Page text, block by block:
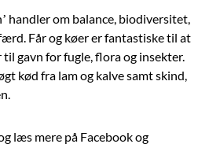
handler om balance, biodiversitet,
Får og køer er fantastiske til at
gavn for fugle, flora og insekter.
kød fra lam og kalve samt skind,
læs mere på Facebook og